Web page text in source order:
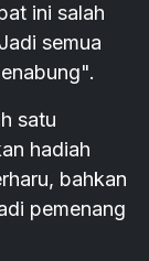
ini salah
semua
satu
hadiah
bahkan
pemenang